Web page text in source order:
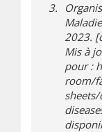
2023.
Mis à
pour :
room/